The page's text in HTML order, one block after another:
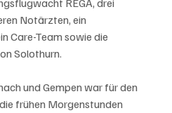
REGA, drei
Notärzten, ein
Care-Team sowie die
Solothurn.
und Gempen war für den
frühen Morgenstunden